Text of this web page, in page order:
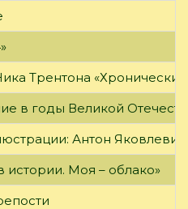
Трентона
в годы Великой
Антон
истории. Моя – облако»